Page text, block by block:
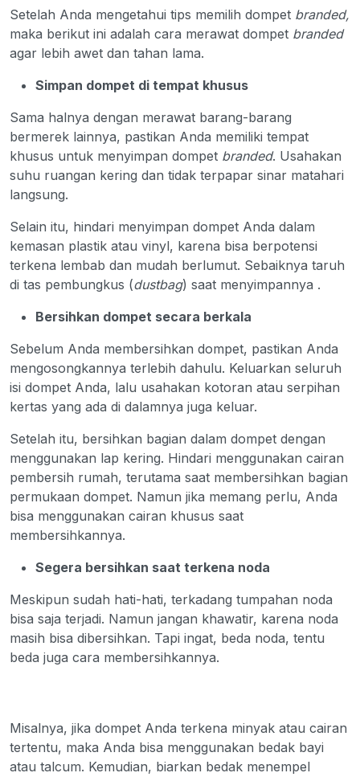
Setelah Anda mengetahui tips memilih dompet branded,
maka berikut ini adalah cara merawat dompet branded
agar lebih awet dan tahan lama.
Simpan dompet di tempat khusus
Sama halnya dengan merawat barang-barang
bermerek lainnya, pastikan Anda memiliki tempat
khusus untuk menyimpan dompet branded. Usahakan
suhu ruangan kering dan tidak terpapar sinar matahari
langsung.
Selain itu, hindari menyimpan dompet Anda dalam
kemasan plastik atau vinyl, karena bisa berpotensi
terkena lembab dan mudah berlumut. Sebaiknya taruh
di tas pembungkus (dustbag) saat menyimpannya .
Bersihkan dompet secara berkala
Sebelum Anda membersihkan dompet, pastikan Anda
mengosongkannya terlebih dahulu. Keluarkan seluruh
isi dompet Anda, lalu usahakan kotoran atau serpihan
kertas yang ada di dalamnya juga keluar.
Setelah itu, bersihkan bagian dalam dompet dengan
menggunakan lap kering. Hindari menggunakan cairan
pembersih rumah, terutama saat membersihkan bagian
permukaan dompet. Namun jika memang perlu, Anda
bisa menggunakan cairan khusus saat
membersihkannya.
Segera bersihkan saat terkena noda
Meskipun sudah hati-hati, terkadang tumpahan noda
bisa saja terjadi. Namun jangan khawatir, karena noda
masih bisa dibersihkan. Tapi ingat, beda noda, tentu
beda juga cara membersihkannya.
Misalnya, jika dompet Anda terkena minyak atau cairan
tertentu, maka Anda bisa menggunakan bedak bayi
atau talcum. Kemudian, biarkan bedak menempel